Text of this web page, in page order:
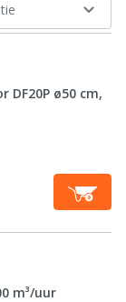
ø50 cm,
m³/uur